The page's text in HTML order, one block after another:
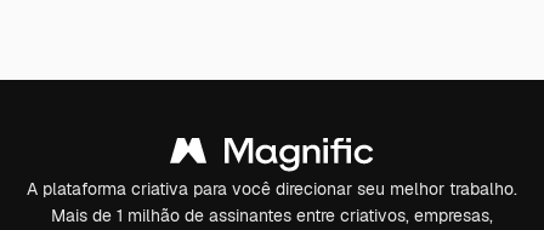
A plataforma criativa para você direcionar seu melhor trabalho.
Mais de 1 milhão de assinantes entre criativos, empresas,